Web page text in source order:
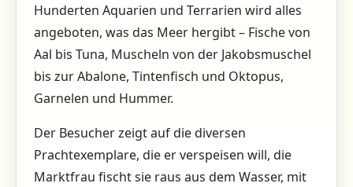
Hunderten Aquarien und Terrarien wird alles
angeboten, was das Meer hergibt – Fische von
Aal bis Tuna, Muscheln von der Jakobsmuschel
bis zur Abalone, Tintenfisch und Oktopus,
Garnelen und Hummer.
Der Besucher zeigt auf die diversen
Prachtexemplare, die er verspeisen will, die
Marktfrau fischt sie raus aus dem Wasser, mit